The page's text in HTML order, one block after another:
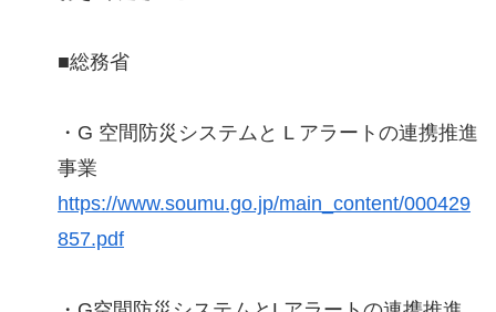
■総務省
・G 空間防災システムと L アラートの連携推進
事業
https://www.soumu.go.jp/main_content/000429
857.pdf